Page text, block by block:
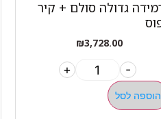
גדולה סולם + קיר
₪3,728.00
-
+
הוספה לסל